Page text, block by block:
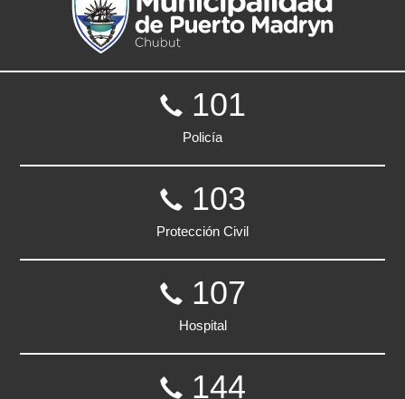
101
Policía
103
Protección Civil
107
Hospital
144